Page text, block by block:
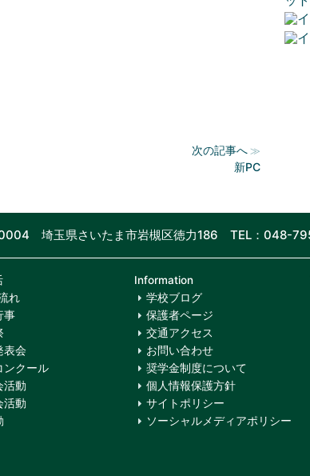
次の記事へ≫
新PC
埼玉県さいたま市岩槻区徳力186 TEL：048-
れ
事
表会
ンクール
活動
活動
Information
学校ブログ
保護者ページ
交通アクセス
お問い合わせ
奨学金制度について
個人情報保護方針
サイトポリシー
ソーシャルメディアポリシー